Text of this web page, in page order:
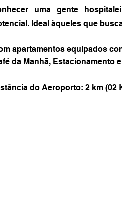
uma gente
Ideal àqueles que
apartamentos equipados
da Manhã, Estacionamento
do Aeroporto: 2 km (02